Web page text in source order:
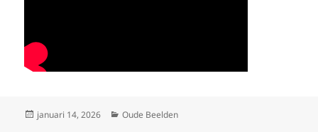
Geplaatst
januari 14, 2026 Categorieën
Oude Beelden